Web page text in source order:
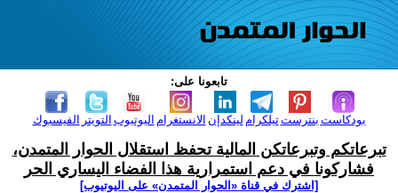
تابعونا على:
الفيسبوك التويتر اليوتيوب الانستغرام لينكدإن تيلكرامبنترست بودكاست
تبرعاتكم وتبرعاتكن المالية تحفظ استقلال الحوار المتمدن،
فشاركونا في دعم استمرارية هذا الفضاء اليساري الحر
[اشترك في قناة ‫«الحوار المتمدن» على اليوتيوب]